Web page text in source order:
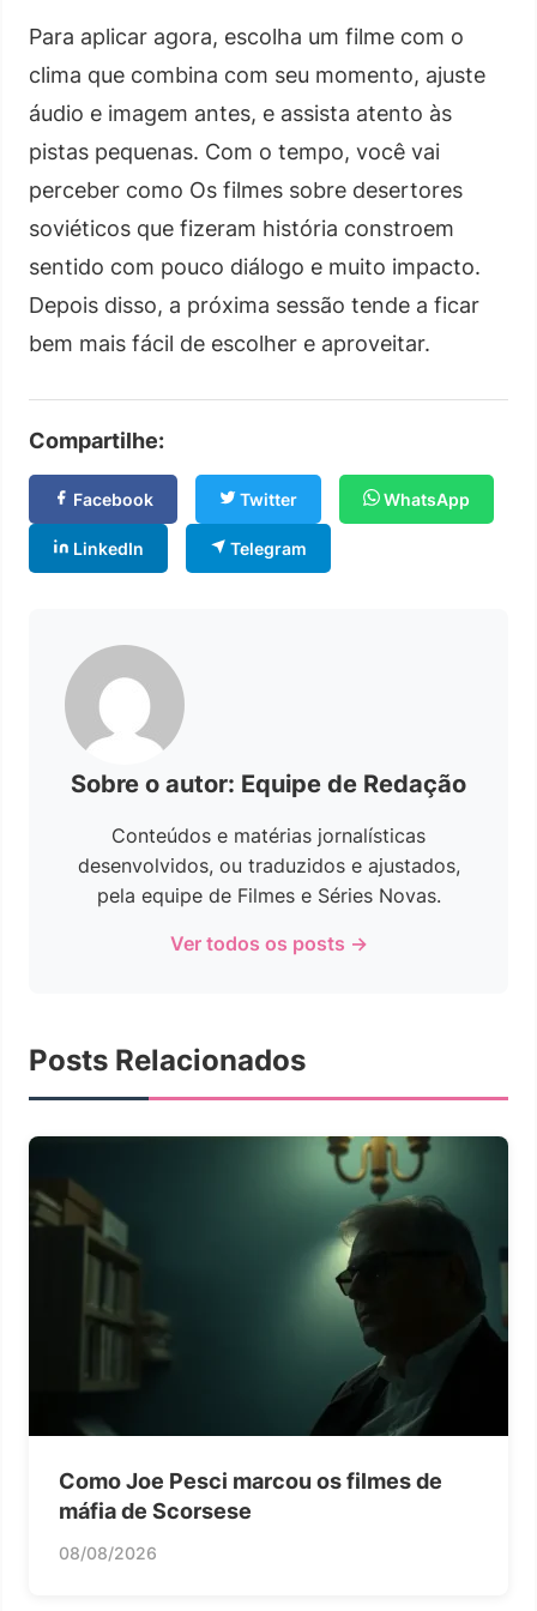
Para aplicar agora, escolha um filme com o
clima que combina com seu momento, ajuste
áudio e imagem antes, e assista atento às
pistas pequenas. Com o tempo, você vai
perceber como Os filmes sobre desertores
soviéticos que fizeram história constroem
sentido com pouco diálogo e muito impacto.
Depois disso, a próxima sessão tende a ficar
bem mais fácil de escolher e aproveitar.
Compartilhe:
Facebook Twitter WhatsApp
LinkedIn Telegram
Sobre o autor: Equipe de Redação
Conteúdos e matérias jornalísticas
desenvolvidos, ou traduzidos e ajustados,
pela equipe de Filmes e Séries Novas.
Ver todos os posts →
Posts Relacionados
Como Joe Pesci marcou os filmes de
máfia de Scorsese
08/08/2026